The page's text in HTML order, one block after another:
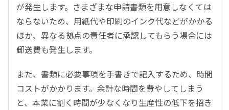
が発生します。さまざまな申請書類を用意しなくては
ならないため、用紙代や印刷のインク代などがかかる
ほか、異なる拠点の責任者に承認してもらう場合には
郵送費も発生します。
また、書類に必要事項を手書きで記入するため、時間
コストがかかります。余計な時間を費やしてしまう
と、本業に割く時間が少なくなり生産性の低下を招き